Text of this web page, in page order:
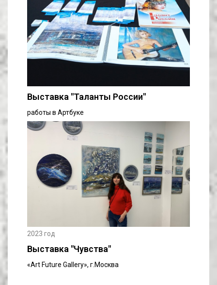
Выставка "Таланты России"
работы в Артбуке
2023 год
Выставка "Чувства"
«Art Future Gallery», г.Москва